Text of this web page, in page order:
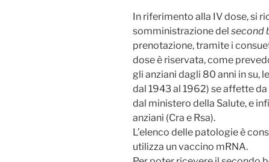
In riferimento alla IV dose, si
somministrazione del second
prenotazione, tramite i
dose è riservata, come
gli anziani dagli 80 anni in su,
dal 1943 al 1962) se affette
dal ministero della Salute, e
anziani (Cra e Rsa).
L’elenco delle patologie è
utilizza un vaccino mRNA.